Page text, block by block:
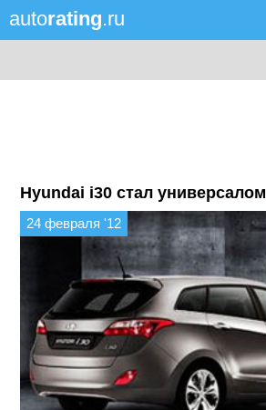
autorating.ru
Hyundai i30 стал универсалом
24 февраля '12